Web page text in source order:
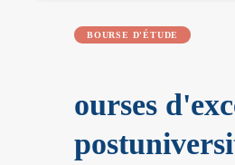
BOURSE D'ÉTUDE
ourses